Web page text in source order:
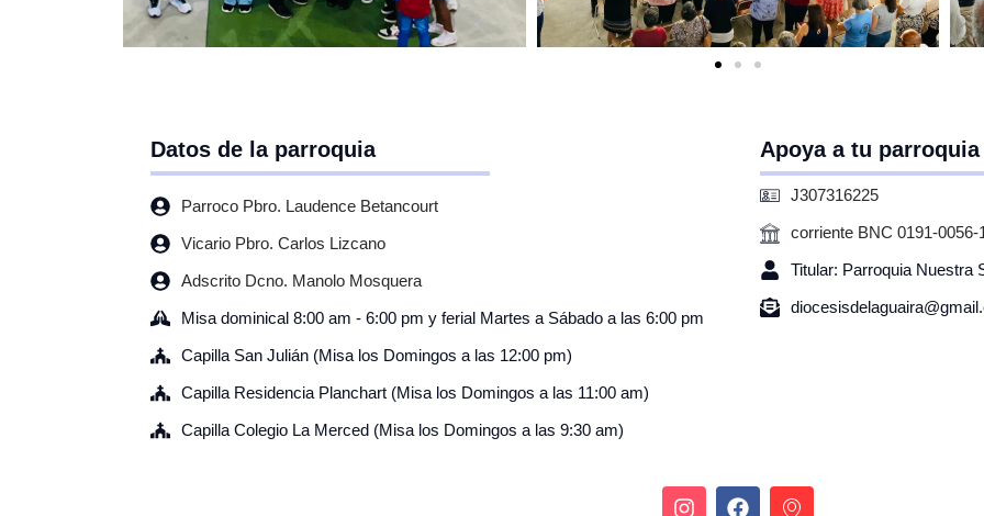
Datos de la parroquia
Parroco Pbro. Laudence Betancourt
Vicario Pbro. Carlos Lizcano
Adscrito Dcno. Manolo Mosquera
Misa dominical 8:00 am - 6:00 pm y ferial Martes a Sábado a las 6:00 pm
Capilla San Julián (Misa los Domingos a las 12:00 pm)
Capilla Residencia Planchart (Misa los Domingos a las 11:00 am)
Capilla Colegio La Merced (Misa los Domingos a las 9:30 am)
Apoya a tu parroquia
J307316225
corriente BNC 0191-0056-
Titular: Parroquia Nuestra